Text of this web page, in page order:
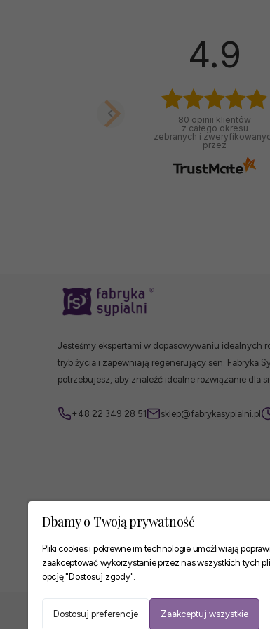
Podsumowanie:
Rozmiar materaca:
4.9
80 opinii klientów
z całego okresu
zebranych i
przez
Jesteśmy ekspertami w dopasowywaniu idealnych
tryb życia i zapewniają regenerujący sen. Fabryka
potrzebujesz, aby znaleźć idealne rozwiązanie dla
+48 22 349 28 51 sklep@fabrykasypialni.pl
Zaufane płatności
Dbamy o Twoją prywatność
Pliki cookies i pokrewne im technologie umożliwiają
zaakceptować wykorzystanie przez nas wszystkich tych
opcję "Dostosuj zgody".
Dostosuj preferencje Zaakceptuj wszystkie